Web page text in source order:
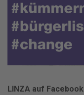
LINZA auf Facebook